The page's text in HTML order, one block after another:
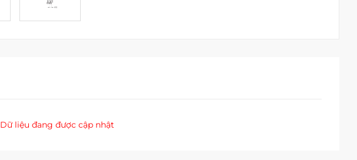
Dữ liệu đang được cập nhật